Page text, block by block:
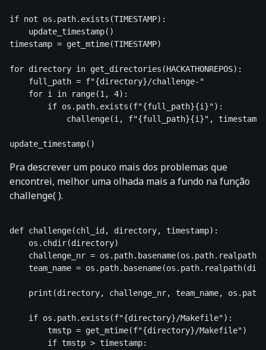
if not os.path.exists(TIMESTAMP):
    update_timestamp()
timestamp = get_mtime(TIMESTAMP)
for directory in get_directories(HACKATHONREPOS):
    full_path = f"{directory}/challenge-"
    for i in range(1, 4):
        if os.path.exists(f"{full_path}{i}"):
            challenge(i, f"{full_path}{i}", timestamp)
Pra descrever um pouco mais dos problemas que
encontrei, melhor uma olhada mais a fundo na função
challenge( ).
def challenge(chl_id, directory, timestamp):
    os.chdir(directory)
challenge_nr =
team_name =
print(directory, challenge_nr, team_name,
    if os.path.exists(f"{directory}/Makefile"):
        tmstp = get_mtime(f"{directory}/Makefile")
        if tmstp > timestamp: